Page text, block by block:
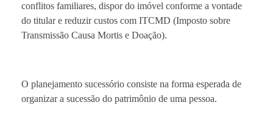
conflitos familiares, dispor do imóvel conforme a vontade
do titular e reduzir custos com ITCMD (Imposto sobre
Transmissão Causa Mortis e Doação).
O planejamento sucessório consiste na forma esperada de
organizar a sucessão do patrimônio de uma pessoa.